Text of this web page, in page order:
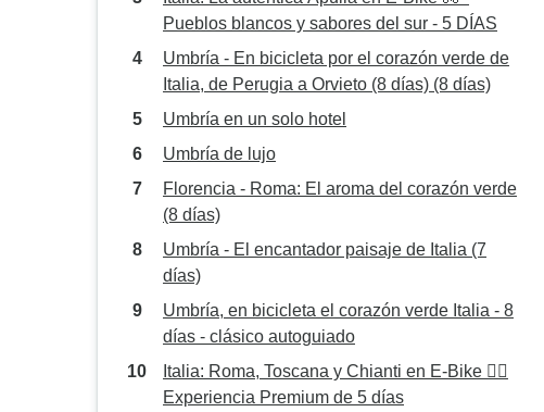
Pueblos blancos y sabores del sur - 5 DÍAS
Umbría - En bicicleta por el corazón verde de
Italia, de Perugia a Orvieto (8 días) (8 días)
Umbría en un solo hotel
Umbría de lujo
Florencia - Roma: El aroma del corazón verde
(8 días)
Umbría - El encantador paisaje de Italia (7
días)
Umbría, en bicicleta el corazón verde Italia - 8
días - clásico autoguiado
Italia: Roma, Toscana y Chianti en E-Bike 🚴‍♂️
Experiencia Premium de 5 días